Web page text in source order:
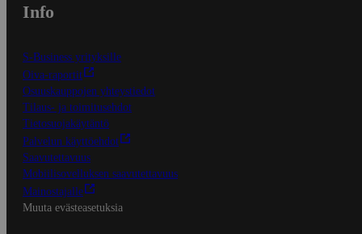
Info
S-Business yrityksille
Oiva-raportit
Osuuskauppojen yhteystiedot
Tilaus- ja toimitusehdot
Tietosuojakäytäntö
Palvelun käyttöehdot
Saavutettavuus
Mobiilisovelluksen saavutettavuus
Mainostajalle
Muuta evästeasetuksia